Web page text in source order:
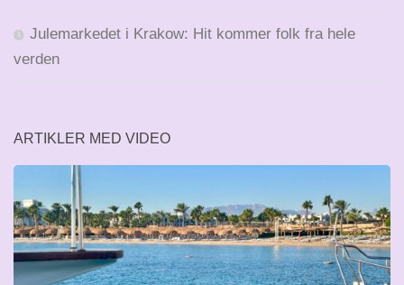
Julemarkedet i Krakow: Hit kommer folk fra hele
verden
ARTIKLER MED VIDEO